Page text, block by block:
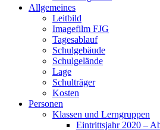
Allgemeines
Leitbild
Imagefilm FJG
Tagesablauf
Schulgebäude
Schulgelände
Lage
Schulträger
Kosten
Personen
Klassen und Lerngruppen
Eintrittsjahr 2020 –